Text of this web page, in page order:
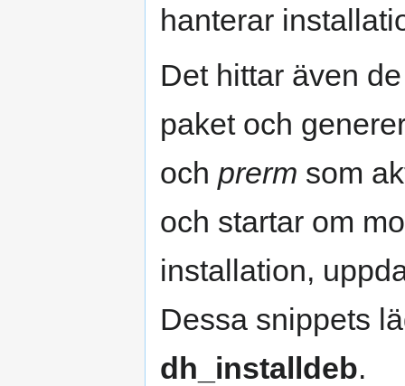
hanterar
Det hittar även
paket och
och prerm som
och startar om
installation,
Dessa snippets
dh_installdeb.